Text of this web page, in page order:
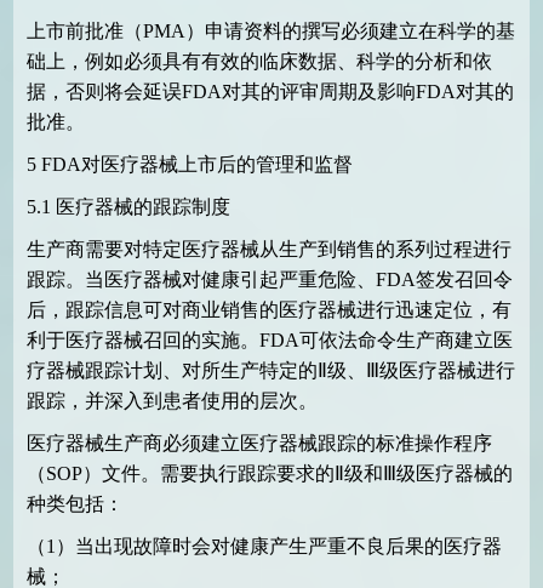
上市前批准（PMA ）申请资料的撰写必须建立在科学的基
础上，例如必须具有有效的临床数据、科学的分析和依
据，否则将会延误FDA对其的评审周期及影响FDA对其的
批准。
5 FDA对医疗器械上市后的管理和监督
5.1 医疗器械的跟踪制度
生产商需要对特定医疗器械从生产到销售的系列过程进行
跟踪。当医疗器械对健康引起严重危险、 FDA签发召回令
后，跟踪信息可对商业销售的医疗器械进行迅速定位，有
利于医疗器械召回的实施。 FDA可依法命令生产商建立医
疗器械跟踪计划、对所生产特定的Ⅱ级、Ⅲ级医疗器械进行
跟踪，并深入到患者使用的层次。
医疗器械生产商必须建立医疗器械跟踪的标准操作程序
（SOP）文件。需要执行跟踪要求的Ⅱ级和Ⅲ级医疗器械的
种类包括：
（1 ）当出现故障时会对健康产生严重不良后果的医疗器
械；